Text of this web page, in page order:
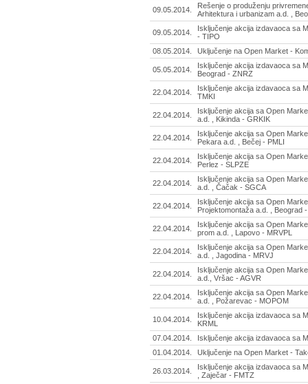
09.05.2014.
Rešenje o produženju
Arhitektura i urbanizam a.d. ,
09.05.2014.
Isključenje akcija izdavaoca sa
- TIPO
08.05.2014.
Uključenje na Open Market -
05.05.2014.
Isključenje akcija izdavaoca sa
Beograd - ZNRZ
22.04.2014.
Isključenje akcija izdavaoca sa
TMKI
22.04.2014.
Isključenje akcija sa Open
a.d. , Kikinda - GRKIK
22.04.2014.
Isključenje akcija sa Open
Pekara a.d. , Bečej - PMLI
22.04.2014.
Isključenje akcija sa Open
Perlez - SLPZE
22.04.2014.
Isključenje akcija sa Open
a.d. , Čačak - SGCA
22.04.2014.
Isključenje akcija sa Open
Projektomontaža a.d. , Beograd
22.04.2014.
Isključenje akcija sa Open
prom a.d. , Lapovo - MRVPL
22.04.2014.
Isključenje akcija sa Open
a.d. , Jagodina - MRVJ
22.04.2014.
Isključenje akcija sa Open
a.d., Vršac - AGVR
22.04.2014.
Isključenje akcija sa Open
a.d. , Požarevac - MOPOM
10.04.2014.
Isključenje akcija izdavaoca sa
KRML
07.04.2014.
Isključenje akcija izdavaoca sa
01.04.2014.
Uključenje na Open Market -
26.03.2014.
Isključenje akcija izdavaoca sa
, Zaječar - FMTZ